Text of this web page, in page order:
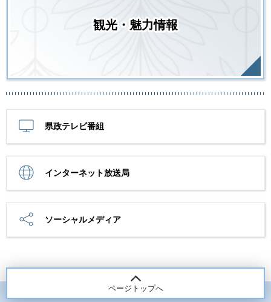
観光・魅力情報
県政テレビ番組
インターネット放送局
ソーシャルメディア
ページトップへ